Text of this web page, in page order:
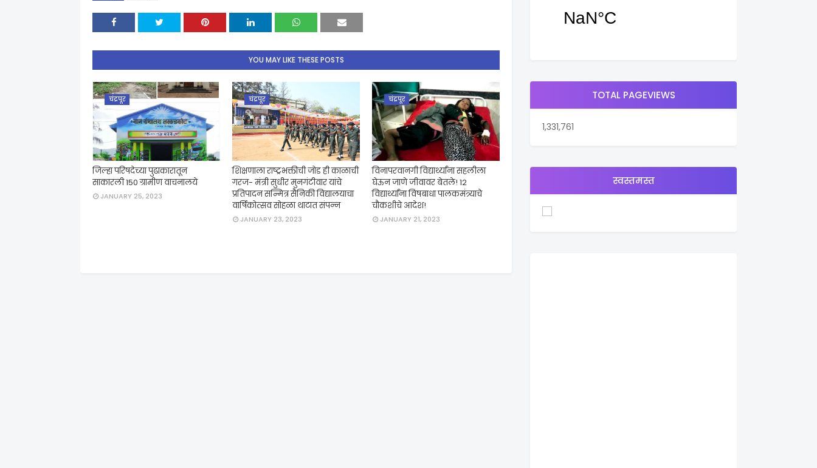
YOU MAY LIKE THESE POSTS
चंद्रपूर
जिल्हा परिषदेच्या पुढाकारातून
साकारली 150 ग्रामीण वाचनालये
JANUARY 25, 2023
चंद्रपूर
शिक्षणाला राष्ट्रभक्तीची जोड ही काळाची
गरज- मंत्री सुधीर मुनगंटीवार यांचे
प्रतिपादन सन्मित्र सैनिकी विद्यालयाचा
वार्षिकोत्सव सोहळा थाटात संपन्न
JANUARY 23, 2023
चंद्रपूर
विनापरवानगी विद्यार्थ्यांना सहलीला
घेऊन जाणे जीवावर बेतले! 12
विद्यार्थ्यांना विषबाधा पालकमंत्र्याचे
चौकशीचे आदेश!
JANUARY 21, 2023
TOTAL PAGEVIEWS
1,331,761
स्वस्तमस्त